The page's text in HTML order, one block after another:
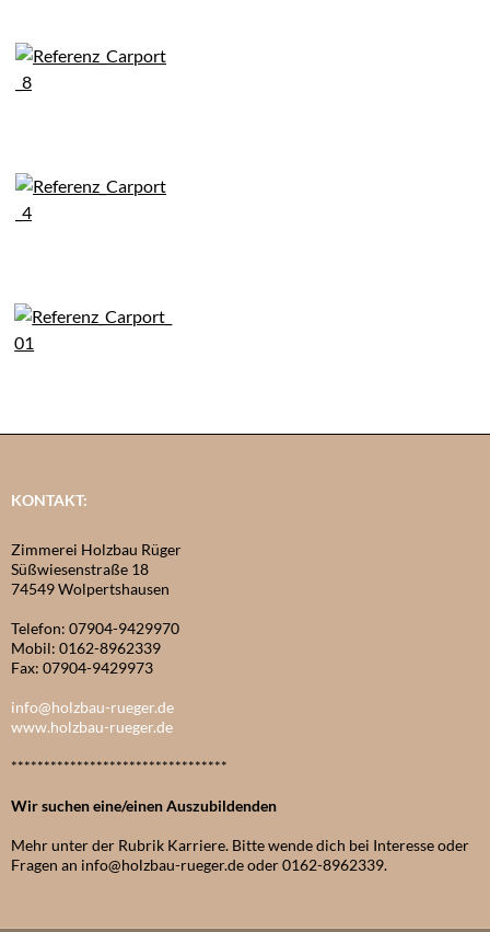
KONTAKT:
Zimmerei Holzbau Rüger
Süßwiesenstraße 18
74549 Wolpertshausen
Telefon: 07904-9429970
Mobil: 0162-8962339
Fax: 07904-9429973
info@holzbau-rueger.de
www.holzbau-rueger.de
*********************************
Wir suchen eine/einen Auszubildenden
Mehr unter der Rubrik Karriere. Bitte wende dich bei Interesse oder
Fragen an info@holzbau-rueger.de oder 0162-8962339.